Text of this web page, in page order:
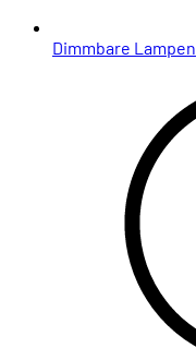
Dimmbare Lampen